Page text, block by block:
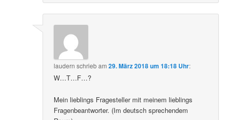
laudern schriebam29. März 2018 um 18:18 Uhr:
W…T…F…?
Mein lieblings Fragesteller mit meinem lieblings
Fragenbeantworter. (Im deutsch sprechendem